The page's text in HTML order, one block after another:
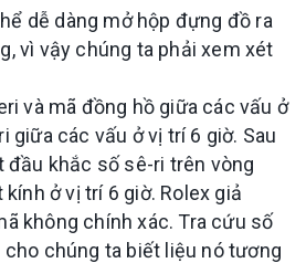
dễ dàng mở hộp đựng đồ ra
vì vậy chúng ta phải xem xét
và mã đồng hồ giữa các vấu ở
giữa các vấu ở vị trí 6 giờ. Sau
đầu khắc số sê-ri trên vòng
ở vị trí 6 giờ. Rolex giả
không chính xác. Tra cứu số
cho chúng ta biết liệu nó tương